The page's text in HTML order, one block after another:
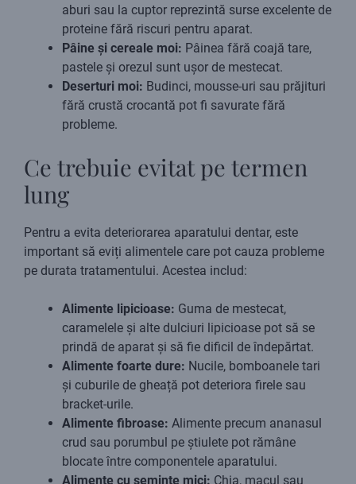
aburi sau la cuptor reprezintă surse excelente de
proteine fără riscuri pentru aparat.
Pâine și cereale moi: Pâinea fără coajă tare,
pastele și orezul sunt ușor de mestecat.
Deserturi moi: Budinci, mousse-uri sau prăjituri
fără crustă crocantă pot fi savurate fără
probleme.
Ce trebuie evitat pe termen
lung
Pentru a evita deteriorarea aparatului dentar, este
important să eviți alimentele care pot cauza probleme
pe durata tratamentului. Acestea includ:
Alimente lipicioase: Guma de mestecat,
caramelele și alte dulciuri lipicioase pot să se
prindă de aparat și să fie dificil de îndepărtat.
Alimente foarte dure: Nucile, bomboanele tari
și cuburile de gheață pot deteriora firele sau
bracket-urile.
Alimente fibroase: Alimente precum ananasul
crud sau porumbul pe știulete pot rămâne
blocate între componentele aparatului.
Alimente cu semințe mici: Chia, macul sau